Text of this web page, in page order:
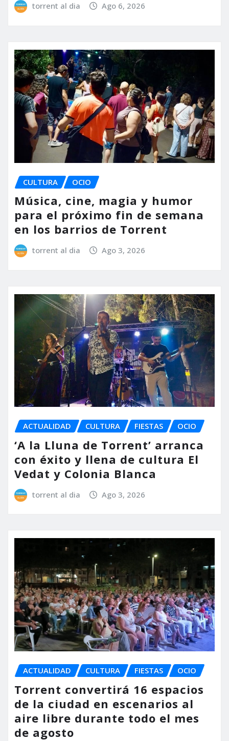
torrent al dia Ago 6, 2026
CULTURA OCIO
Música, cine, magia y humor
para el próximo fin de semana
en los barrios de Torrent
torrent al dia Ago 3, 2026
ACTUALIDAD CULTURA FIESTAS OCIO
‘A la Lluna de Torrent’ arranca
con éxito y llena de cultura El
Vedat y Colonia Blanca
torrent al dia Ago 3, 2026
ACTUALIDAD CULTURA FIESTAS OCIO
Torrent convertirá 16 espacios
de la ciudad en escenarios al
aire libre durante todo el mes
de agosto